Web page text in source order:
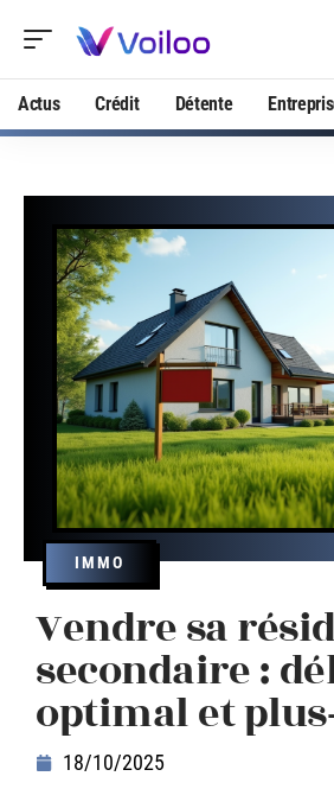
Actus Crédit Détente
IMMO
Vendre sa
secondaire :
optimal et
18/10/2025